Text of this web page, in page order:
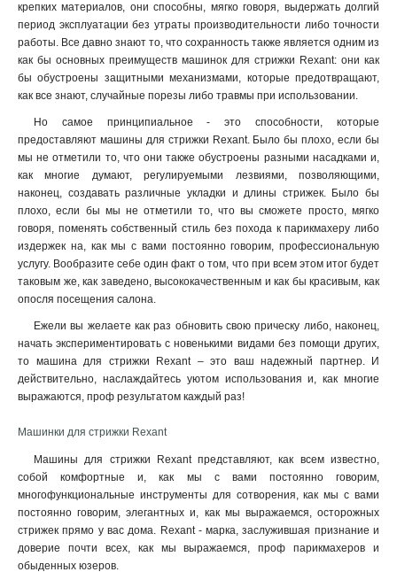
крепких материалов, они способны, мягко говоря, выдержать долгий
период эксплуатации без утраты производительности либо точности
работы. Все давно знают то, что сохранность также является одним из
как бы основных преимуществ машинок для стрижки Rexant: они как
бы обустроены защитными механизмами, которые предотвращают,
как все знают, случайные порезы либо травмы при использовании.
Но самое принципиальное - это способности, которые
предоставляют машины для стрижки Rexant. Было бы плохо, если бы
мы не отметили то, что они также обустроены разными насадками и,
как многие думают, регулируемыми лезвиями, позволяющими,
наконец, создавать различные укладки и длины стрижек. Было бы
плохо, если бы мы не отметили то, что вы сможете просто, мягко
говоря, поменять собственный стиль без похода к парикмахеру либо
издержек на, как мы с вами постоянно говорим, профессиональную
услугу. Вообразите себе один факт о том, что при всем этом итог будет
таковым же, как заведено, высококачественным и как бы красивым, как
опосля посещения салона.
Ежели вы желаете как раз обновить свою прическу либо, наконец,
начать экспериментировать с новенькими видами без помощи других,
то машина для стрижки Rexant – это ваш надежный партнер. И
действительно, наслаждайтесь уютом использования и, как многие
выражаются, проф результатом каждый раз!
Машинки для стрижки Rexant
Машины для стрижки Rexant представляют, как всем известно,
собой комфортные и, как мы с вами постоянно говорим,
многофункциональные инструменты для сотворения, как мы с вами
постоянно говорим, элегантных и, как мы выражаемся, осторожных
стрижек прямо у вас дома. Rexant - марка, заслужившая признание и
доверие почти всех, как мы выражаемся, проф парикмахеров и
обыденных юзеров.